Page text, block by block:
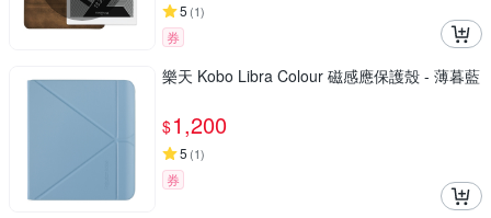
5 (1)
券
樂天 Kobo Libra Colour 磁感應保護殼 - 薄暮藍
$1,200
5 (1)
券